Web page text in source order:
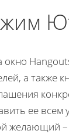
окно
а также
ее всем
желающий –